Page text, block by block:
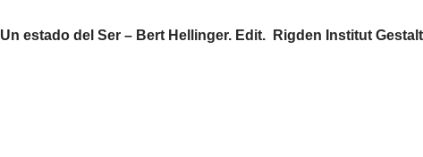
Un estado del Ser – Bert Hellinger. Edit. Rigden Institut Gestalt